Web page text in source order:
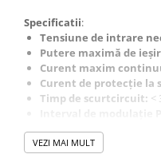
incalzire
Echipamente si accesorii banc
de lucru
Cabluri si conectori
Conectori, mufe si blocuri
terminale
Specificatii:
Tensiune de intrare
Putere maximă de
Curent maxim
Curent de protecție la
Timp de scurtcircuit: <
Dimensiuni:
Greutate netă:
VEZI MAI MULT